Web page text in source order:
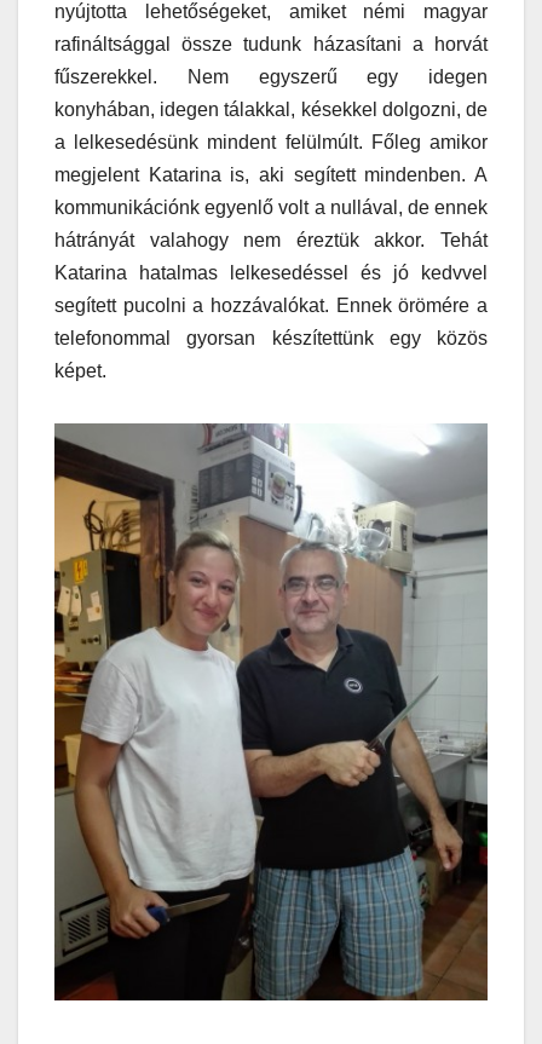
nyújtotta lehetőségeket, amiket némi magyar
rafináltsággal össze tudunk házasítani a horvát
fűszerekkel. Nem egyszerű egy idegen
konyhában, idegen tálakkal, késekkel dolgozni, de
a lelkesedésünk mindent felülmúlt. Főleg amikor
megjelent Katarina is, aki segített mindenben. A
kommunikációnk egyenlő volt a nullával, de ennek
hátrányát valahogy nem éreztük akkor. Tehát
Katarina hatalmas lelkesedéssel és jó kedvvel
segített pucolni a hozzávalókat. Ennek örömére a
telefonommal gyorsan készítettünk egy közös
képet.